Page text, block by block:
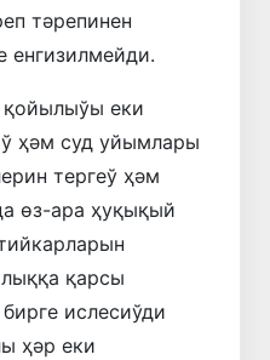
тәрепинен
енгизилмейди.
еки
ҳәм суд уйымлары
тергеў ҳәм
өз-ара ҳуқықый
қарсы
ислесиўди
ҳәр еки